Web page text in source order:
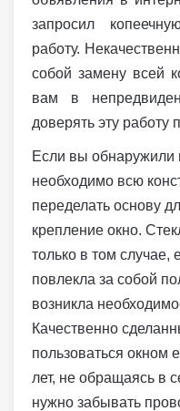
запросил
работу.
собой замену всей
вам в
доверять эту работу
Если вы обнаружили
необходимо всю
переделать основу
крепление окно.
только в том случае,
повлекла за собой
возникла
Качественно
пользоваться окном
лет, не обращаясь в
нужно забывать